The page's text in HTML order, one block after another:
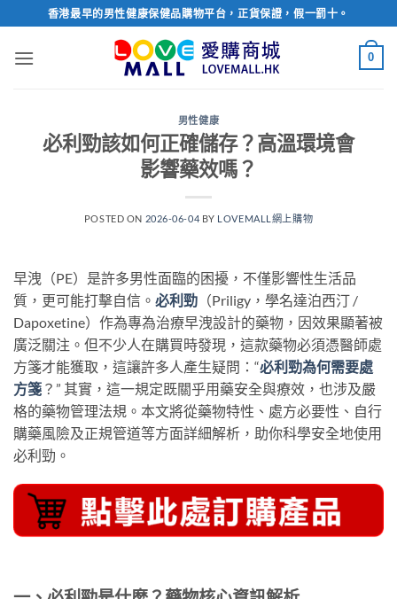
to
content
香港最早的男性健康保健品購物平台，正貨保證，假一罰十。
0
男性健康
必利勁該如何正確儲存？高溫環境會
影響藥效嗎？
POSTED ON 2026-06-04 BY LOVEMALL網上購物
早洩（PE）是許多男性面臨的困擾，不僅影響性生活品
質，更可能打擊自信。 必利勁 （Priligy，學名達泊西汀 /
Dapoxetine）作為專為治療早洩設計的藥物，因效果顯著被
廣泛關注。但不少人在購買時發現，這款藥物必須憑醫師處
方箋才能獲取，這讓許多人產生疑問：“必利勁為何需要處
方箋 ？” 其實，這一規定既關乎用藥安全與療效，也涉及嚴
格的藥物管理法規。本文將從藥物特性、處方必要性、自行
購藥風險及正規管道等方面詳細解析，助你科學安全地使用
必利勁。